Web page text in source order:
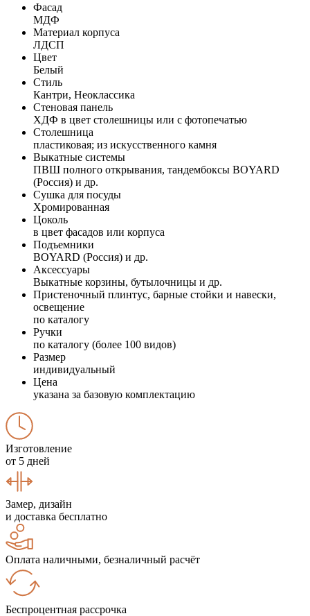
Фасад
МДФ
Материал корпуса
ЛДСП
Цвет
Белый
Стиль
Кантри, Неоклассика
Стеновая панель
ХДФ в цвет столешницы или с фотопечатью
Столешница
пластиковая; из искусственного камня
Выкатные системы
ПВШ полного открывания, тандембоксы BOYARD
(Россия) и др.
Сушка для посуды
Хромированная
Цоколь
в цвет фасадов или корпуса
Подъемники
BOYARD (Россия) и др.
Аксессуары
Выкатные корзины, бутылочницы и др.
Пристеночный плинтус, барные стойки и навески,
освещение
по каталогу
Ручки
по каталогу (более 100 видов)
Размер
индивидуальный
Цена
указана за базовую комплектацию
Изготовление
от 5 дней
Замер, дизайн
и доставка бесплатно
Оплата наличными, безналичный расчёт
Беспроцентная рассрочка